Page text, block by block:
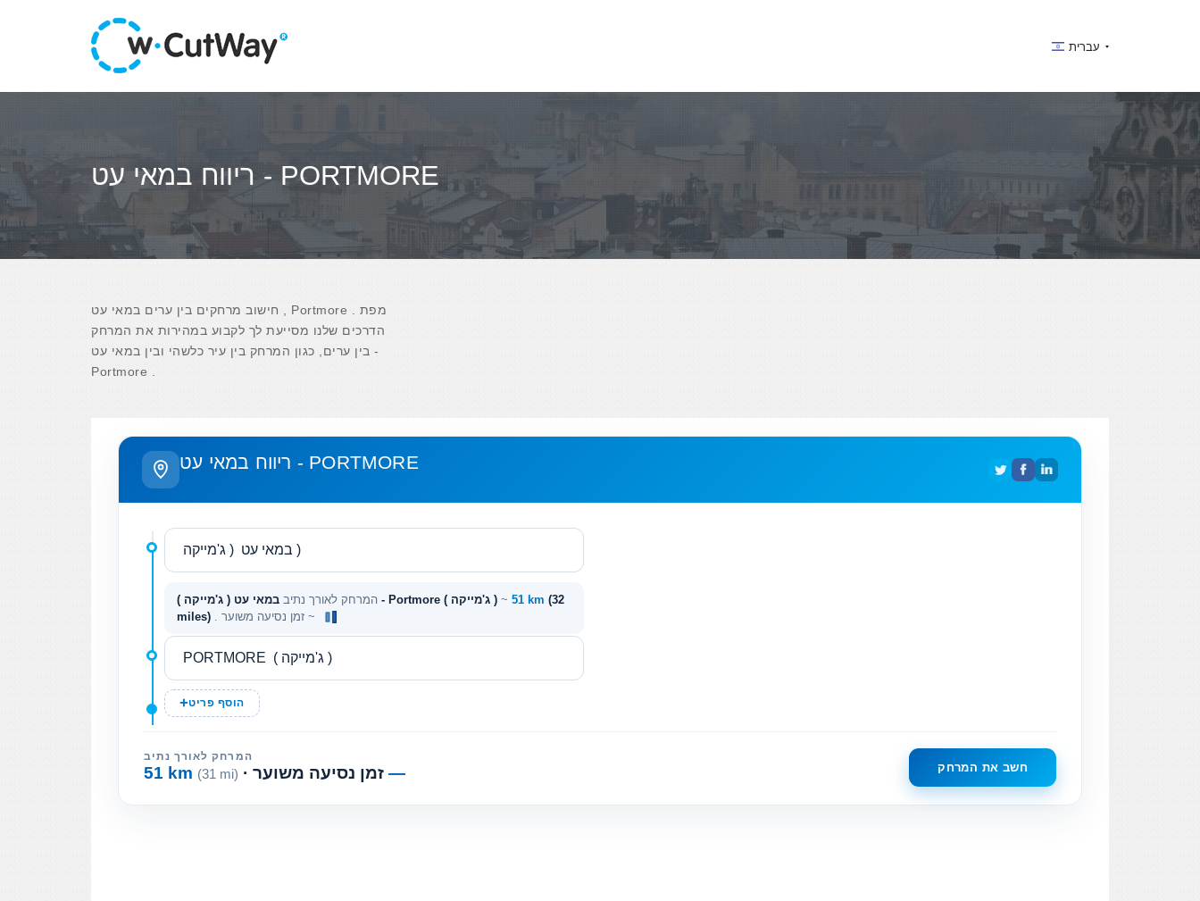
עברית
ריווח במאי עט - PORTMORE
חישוב מרחקים בין ערים במאי עט , Portmore . מפת
הדרכים שלנו מסייעת לך לקבוע במהירות את המרחק
בין ערים, כגון המרחק בין עיר כלשהי ובין במאי עט -
Portmore .
ריווח במאי עט - PORTMORE
המרחק לאורך נתיב במאי עט ( ג'מייקה ) - Portmore ( ג'מייקה ) ~ 51 km (32
miles)
. זמן נסיעה משוער ~
הוסף פריט
המרחק לאורך נתיב
51 km (31 mi) — חשב את המרחק